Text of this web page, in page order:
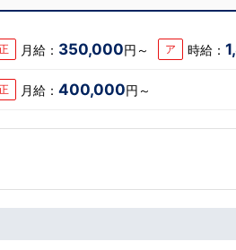
月給： 350,000円～ ア 時給：
月給：400,000円～